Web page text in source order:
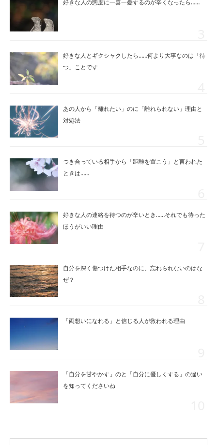
好きな人の態度に一喜一憂するのが辛くなったら……
好きな人とギクシャクしたら……何より大事なのは「待
つ」ことです
あの人から「離れたい」のに「離れられない」理由と
対処法
つき合っている相手から「距離を置こう」と言われた
ときは……
好きな人の連絡を待つのが辛いとき……それでも待った
ほうがいい理由
自分を深く傷つけた相手なのに、忘れられないのはな
ぜ？
「両想いになれる」と信じる人が救われる理由
「自分を甘やかす」のと「自分に優しくする」の違い
を知ってくださいね